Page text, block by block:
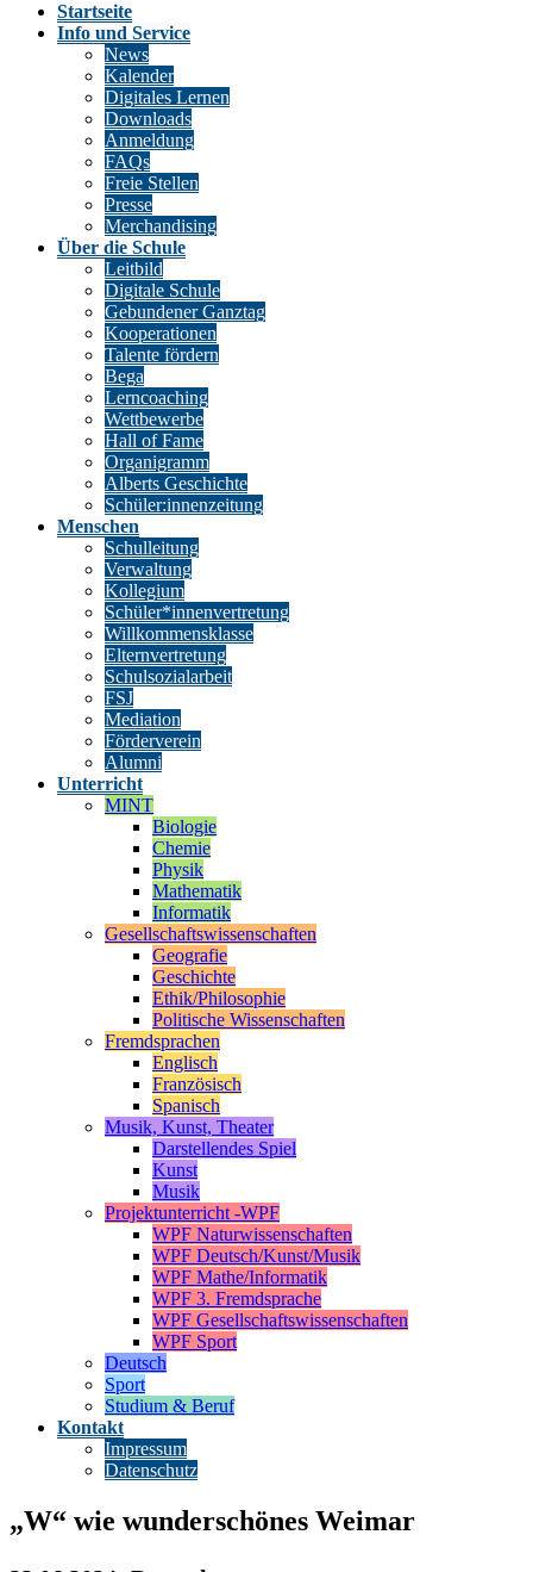
Startseite
Info und Service
News
Kalender
Digitales Lernen
Downloads
Anmeldung
FAQs
Freie Stellen
Presse
Merchandising
Über die Schule
Leitbild
Digitale Schule
Gebundener Ganztag
Kooperationen
Talente fördern
Bega
Lerncoaching
Wettbewerbe
Hall of Fame
Organigramm
Alberts Geschichte
Schüler:innenzeitung
Menschen
Schulleitung
Verwaltung
Kollegium
Schüler*innenvertretung
Willkommensklasse
Elternvertretung
Schulsozialarbeit
FSJ
Mediation
Förderverein
Alumni
Unterricht
MINT
Biologie
Chemie
Physik
Mathematik
Informatik
Gesellschaftswissenschaften
Geografie
Geschichte
Ethik/Philosophie
Politische Wissenschaften
Fremdsprachen
Englisch
Französisch
Spanisch
Musik, Kunst, Theater
Darstellendes Spiel
Kunst
Musik
Projektunterricht -WPF
WPF Naturwissenschaften
WPF Deutsch/Kunst/Musik
WPF Mathe/Informatik
WPF 3. Fremdsprache
WPF Gesellschaftswissenschaften
WPF Sport
Deutsch
Sport
Studium & Beruf
Kontakt
Impressum
Datenschutz
„W“ wie wunderschönes Weimar